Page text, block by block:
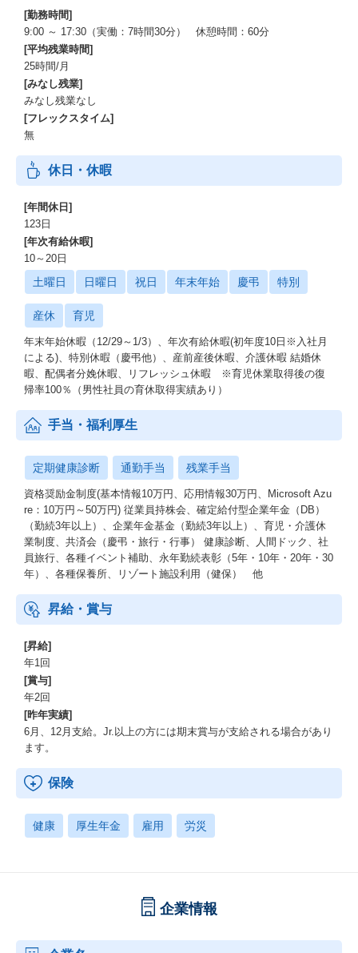
[勤務時間]
9:00 ～ 17:30（実働：7時間30分） 休憩時間：60分
[平均残業時間]
25時間/月
[みなし残業]
みなし残業なし
[フレックスタイム]
無
休日・休暇
[年間休日]
123日
[年次有給休暇]
10～20日
土曜日 日曜日 祝日 年末年始 慶弔 特別
産休 育児
年末年始休暇（12/29～1/3）、年次有給休暇(初年度10日※入社月
による)、特別休暇（慶弔他）、産前産後休暇、介護休暇 結婚休
暇、配偶者分娩休暇、リフレッシュ休暇 ※育児休業取得後の復
帰率100％（男性社員の育休取得実績あり）
手当・福利厚生
定期健康診断 通勤手当 残業手当
資格奨励金制度(基本情報10万円、応用情報30万円、Microsoft Azu
re：10万円～50万円) 従業員持株会、確定給付型企業年金（DB）
（勤続3年以上）、企業年金基金（勤続3年以上）、育児・介護休
業制度、共済会（慶弔・旅行・行事） 健康診断、人間ドック、社
員旅行、各種イベント補助、永年勤続表彰（5年・10年・20年・30
年）、各種保養所、リゾート施設利用（健保） 他
昇給・賞与
[昇給]
年1回
[賞与]
年2回
[昨年実績]
6月、12月支給。Jr.以上の方には期末賞与が支給される場合があり
ます。
保険
健康 厚生年金 雇用 労災
企業情報